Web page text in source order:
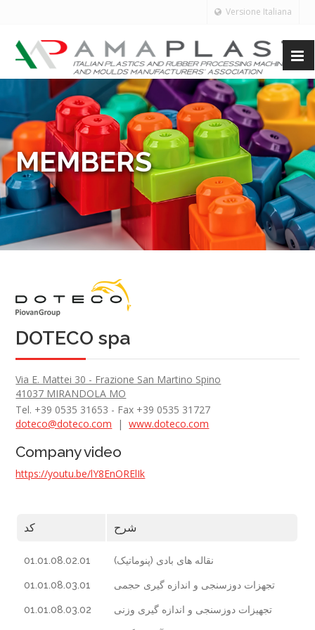
Versione Italiana
MEMBERS
DOTECO spa
Via E. Mattei 30 - Frazione San Martino Spino
41037 MIRANDOLA MO
Tel. +39 0535 31653 - Fax +39 0535 31727
doteco@doteco.com |www.doteco.com
Company video
https://youtu.be/lY8EnORElIk
کد شرح
01.01.08.02.01 نقاله های بادی (پنوماتیک)
01.01.08.03.01 تجهزات دوزسنجی و اندازه گیری حجمی
01.01.08.03.02 تجهیزات دوزسنجی و اندازه گیری وزنی